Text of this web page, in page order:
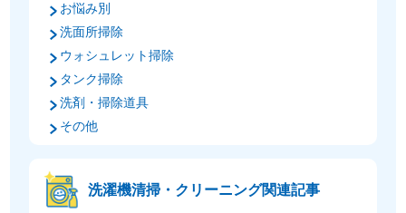
お悩み別
洗面所掃除
ウォシュレット掃除
タンク掃除
洗剤・掃除道具
その他
洗濯機清掃・クリーニング関連記事